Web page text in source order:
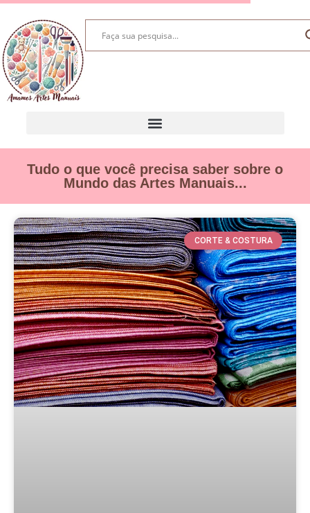
Tudo o que você precisa saber sobre o
Mundo das Artes Manuais...
CORTE & COSTURA